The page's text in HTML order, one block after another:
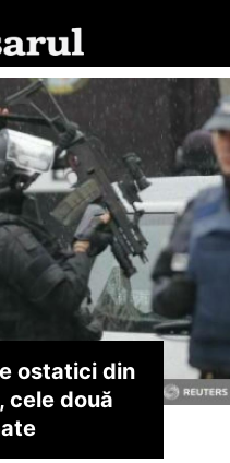
ostatici din
cele două